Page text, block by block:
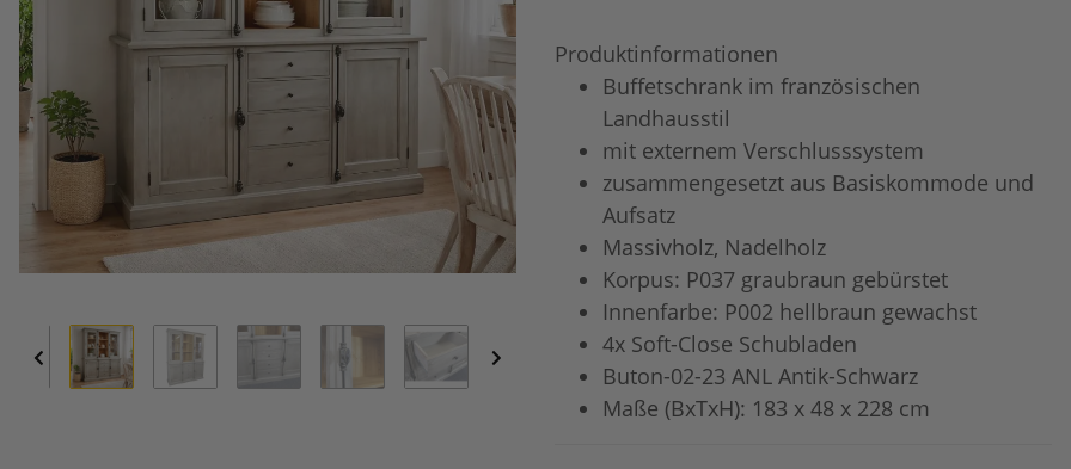
Produktinformationen
Buffetschrank im französischen
Landhausstil
mit externem Verschlusssystem
zusammengesetzt aus Basiskommode und
Aufsatz
Massivholz, Nadelholz
Korpus: P037 graubraun gebürstet
Innenfarbe: P002 hellbraun gewachst
4x Soft-Close Schubladen
Buton-02-23 ANL Antik-Schwarz
Maße (BxTxH): 183 x 48 x 228 cm